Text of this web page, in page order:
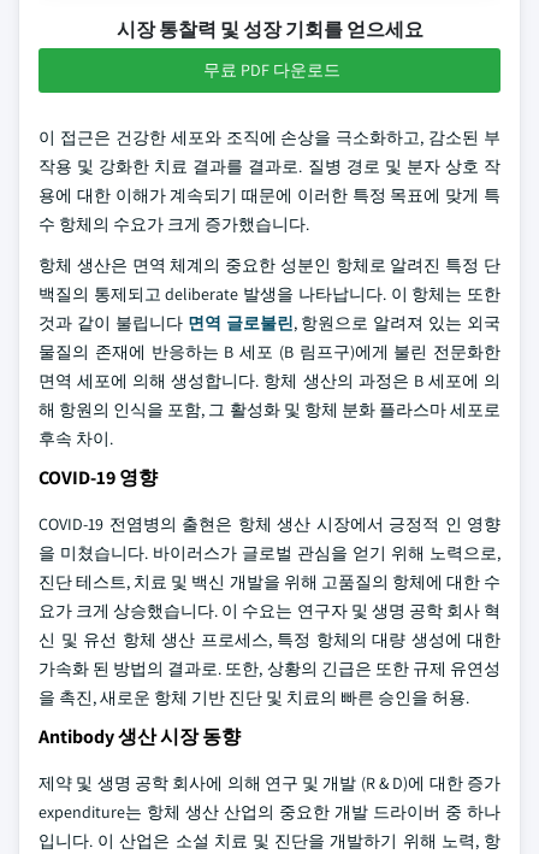
시장 통찰력 및 성장 기회를 얻으세요
무료 PDF 다운로드
이 접근은 건강한 세포와 조직에 손상을 극소화하고, 감소된 부
작용 및 강화한 치료 결과를 결과로. 질병 경로 및 분자 상호 작
용에 대한 이해가 계속되기 때문에 이러한 특정 목표에 맞게 특
수 항체의 수요가 크게 증가했습니다.
항체 생산은 면역 체계의 중요한 성분인 항체로 알려진 특정 단
백질의 통제되고 deliberate 발생을 나타납니다. 이 항체는 또한
것과 같이 불립니다 면역 글로불린, 항원으로 알려져 있는 외국
물질의 존재에 반응하는 B 세포 (B 림프구)에게 불린 전문화한
면역 세포에 의해 생성합니다. 항체 생산의 과정은 B 세포에 의
해 항원의 인식을 포함, 그 활성화 및 항체 분화 플라스마 세포로
후속 차이.
COVID-19 영향
COVID-19 전염병의 출현은 항체 생산 시장에서 긍정적 인 영향
을 미쳤습니다. 바이러스가 글로벌 관심을 얻기 위해 노력으로,
진단 테스트, 치료 및 백신 개발을 위해 고품질의 항체에 대한 수
요가 크게 상승했습니다. 이 수요는 연구자 및 생명 공학 회사 혁
신 및 유선 항체 생산 프로세스, 특정 항체의 대량 생성에 대한
가속화 된 방법의 결과로. 또한, 상황의 긴급은 또한 규제 유연성
을 촉진, 새로운 항체 기반 진단 및 치료의 빠른 승인을 허용.
Antibody 생산 시장 동향
제약 및 생명 공학 회사에 의해 연구 및 개발 (R & D)에 대한 증가
expenditure는 항체 생산 산업의 중요한 개발 드라이버 중 하나
입니다. 이 산업은 소설 치료 및 진단을 개발하기 위해 노력, 항